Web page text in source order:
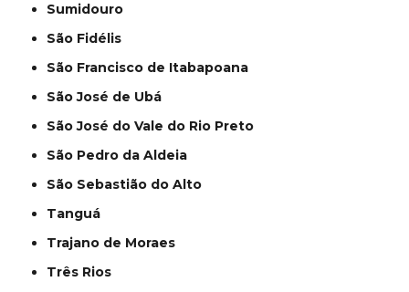
Sumidouro
São Fidélis
São Francisco de Itabapoana
São José de Ubá
São José do Vale do Rio Preto
São Pedro da Aldeia
São Sebastião do Alto
Tanguá
Trajano de Moraes
Três Rios